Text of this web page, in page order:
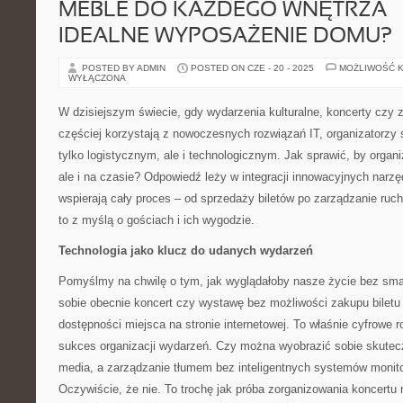
MEBLE DO KAŻDEGO WNĘTRZA
IDEALNE WYPOSAŻENIE DOMU?
POSTED BY ADMIN POSTED ON CZE - 20 - 2025
MOŻLIWOŚĆ
WYŁĄCZONA
W dzisiejszym świecie, gdy wydarzenia kulturalne, koncerty czy
częściej korzystają z nowoczesnych rozwiązań IT, organizatorzy
tylko logistycznym, ale i technologicznym. Jak sprawić, by
ale i na czasie? Odpowiedź leży w integracji innowacyjnych
wspierają cały proces – od sprzedaży biletów po zarządzanie
to z myślą o gościach i ich wygodzie.
Technologia jako klucz do udanych wydarzeń
Pomyślmy na chwilę o tym, jak wyglądałoby nasze życie bez
sobie obecnie koncert czy wystawę bez możliwości zakupu
dostępności miejsca na stronie internetowej. To właśnie cyfrowe
sukces organizacji wydarzeń. Czy można wyobrazić sobie
media, a zarządzanie tłumem bez inteligentnych systemów
Oczywiście, że nie. To trochę jak próba zorganizowania koncertu